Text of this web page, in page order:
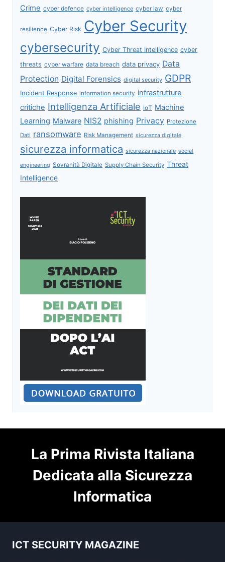
Crime cyber defence cyber intelligence cyber law cyber
resilience Cyber Risk Cyber Security
cybersecurity Cyber Threat Intelligence cyber
threats cyber warfare data breach data privacy Data
Protection Digital Forensics digital security GDPR
Incident Response information security infrastrutture
critiche Intelligenza Artificiale IoT Machine
Learning Malware NIS2 phishing Privacy Protezione
Dati ransomware Risk Management sicurezza digitale
sicurezza informatica sicurezza nazionale social
engineering Sovranità Digitale Supply Chain Security Threat
Intelligence
La Prima Rivista Italiana
Dedicata alla Sicurezza
Informatica
ICT SECURITY MAGAZINE